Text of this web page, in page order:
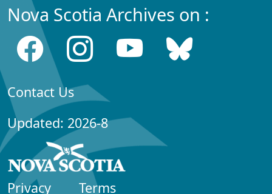
Nova Scotia Archives on :
Contact Us
Updated: 2026-8
Privacy Terms